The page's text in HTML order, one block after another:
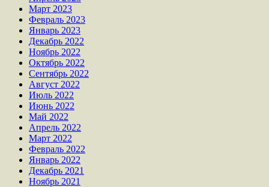
Март 2023
Февраль 2023
Январь 2023
Декабрь 2022
Ноябрь 2022
Октябрь 2022
Сентябрь 2022
Август 2022
Июль 2022
Июнь 2022
Май 2022
Апрель 2022
Март 2022
Февраль 2022
Январь 2022
Декабрь 2021
Ноябрь 2021